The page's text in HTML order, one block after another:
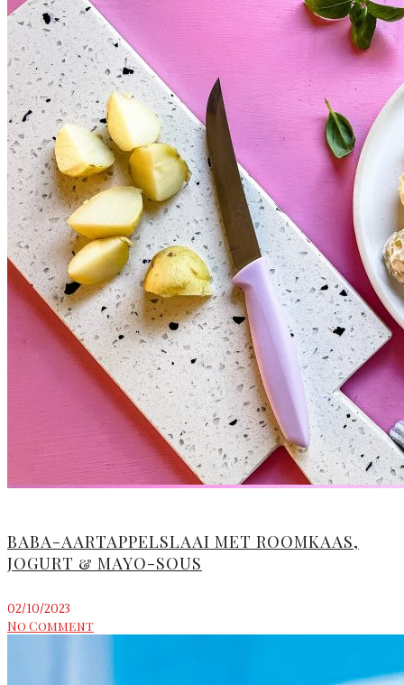
BABA-AARTAPPELSLAAI MET ROOMKAAS,
JOGURT & MAYO-SOUS
02/10/2023
No Comment